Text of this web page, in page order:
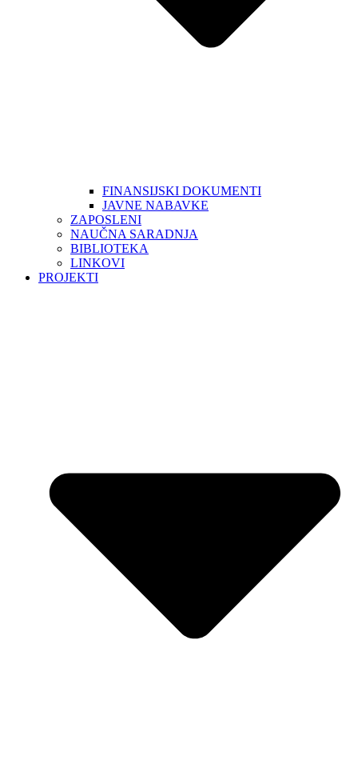
FINANSIJSKI DOKUMENTI
JAVNE NABAVKE
ZAPOSLENI
NAUČNA SARADNJA
BIBLIOTEKA
LINKOVI
PROJEKTI